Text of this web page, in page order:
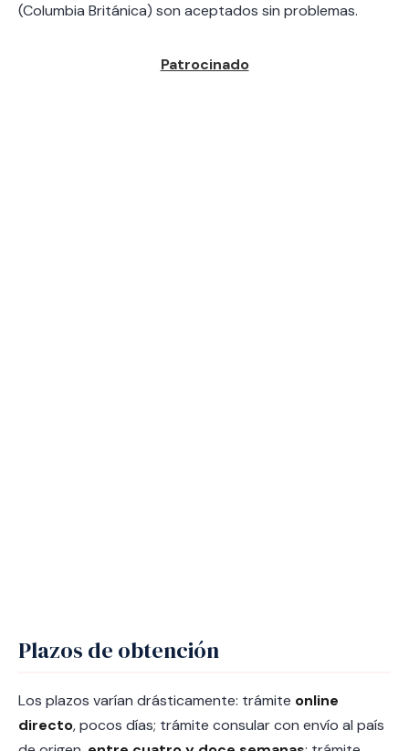
(Columbia Británica) son aceptados sin problemas.
Plazos de obtención
Los plazos varían drásticamente: trámite online
directo, pocos días; trámite consular con envío al país